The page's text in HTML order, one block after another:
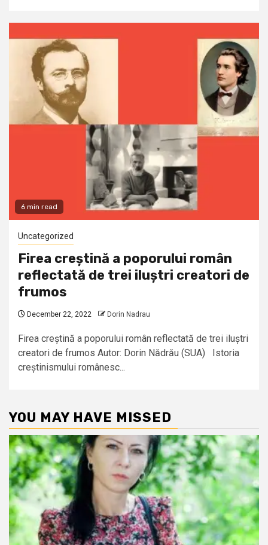
6 min read
Uncategorized
Firea creștină a poporului român
reflectată de trei iluștri creatori de
frumos
December 22, 2022 Dorin Nadrau
Firea creștină a poporului român reflectată de trei iluștri
creatori de frumos Autor: Dorin Nădrău (SUA) Istoria
creștinismului românesc...
YOU MAY HAVE MISSED